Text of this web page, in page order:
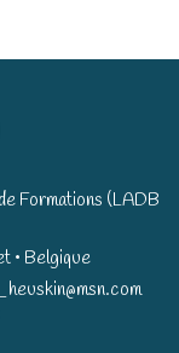
Formations (LADB
• Belgique​​